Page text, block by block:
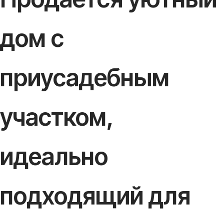
дом с
приусадебным
участком,
идеально
подходящий для